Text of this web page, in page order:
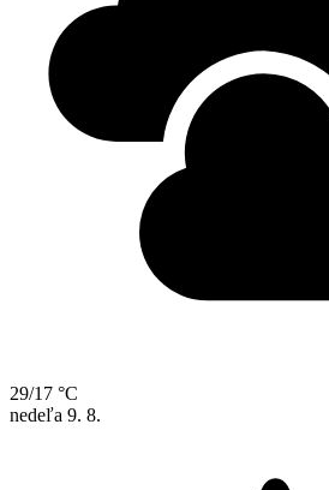
29/17 °C
nedeľa 9. 8.